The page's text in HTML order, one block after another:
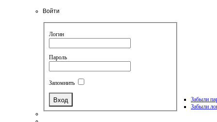
Войти
Логин
Пароль
Запомнить
Забыли
Забыли